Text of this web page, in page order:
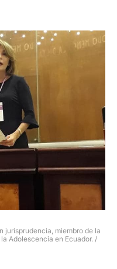
jurisprudencia, miembro de la
Adolescencia en Ecuador. /